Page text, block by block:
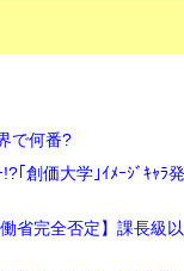
で何番?
!?｢創価大学｣ｲﾒｰｼﾞｷｬﾗ
省完全否定】課長級